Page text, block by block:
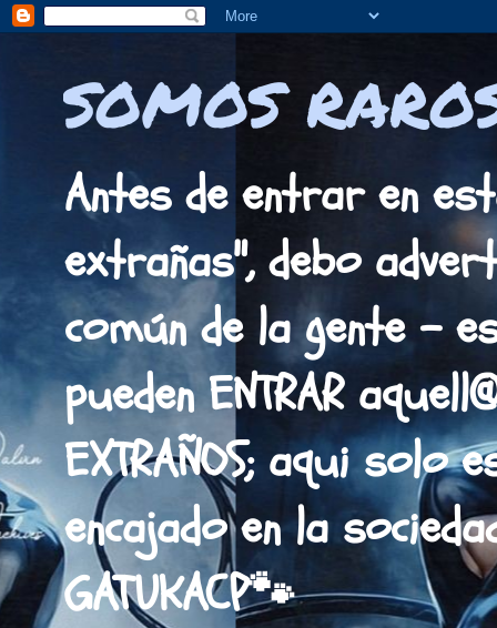
SOMOS
Antes de entrar en
extrañas", debo
común de la gente -
pueden ENTRAR
EXTRAÑOS; aqui solo
encajado en la
GATUKACP🐾